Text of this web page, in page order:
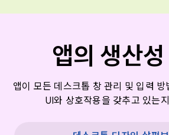
앱의 생산
앱이 모든 데스크톱 창 관리 및 입력
UI와 상호작용을 갖추고 있는